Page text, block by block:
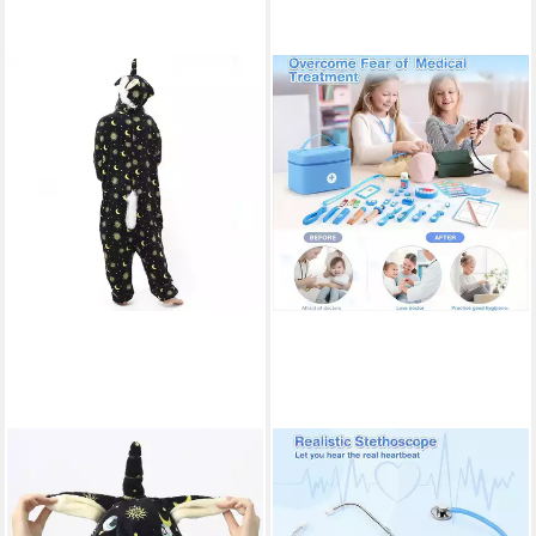
Partyanzug Einhörner
Jumpsuit Onesie
POPOLIC
Spielzeug-Arztkoffer
Rollenspielspielzeug für